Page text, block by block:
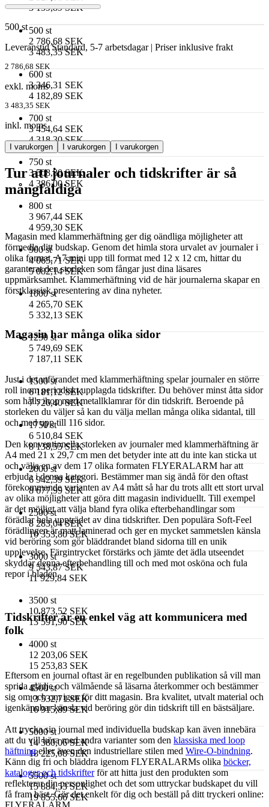
3 159,89 SEK
500 st
2 786,68 SEK
3 483,35 SEK
600 st
3 346,31 SEK
4 182,89 SEK
700 st
3 454,64 SEK
4 318,30 SEK
750 st
3 508,80 SEK
4 386,00 SEK
800 st
3 967,44 SEK
4 959,30 SEK
900 st
4 065,71 SEK
5 082,14 SEK
1000 st
4 265,70 SEK
5 332,13 SEK
1250 st
5 749,69 SEK
7 187,11 SEK
1500 st
6 181,12 SEK
7 726,40 SEK
1750 st
6 510,84 SEK
8 138,55 SEK
2000 st
6 942,39 SEK
8 677,99 SEK
2500 st
8 283,04 SEK
10 353,80 SEK
3000 st
9 543,87 SEK
11 929,84 SEK
3500 st
10 873,52 SEK
13 591,90 SEK
4000 st
12 203,06 SEK
15 253,83 SEK
4500 st
13 532,71 SEK
16 915,89 SEK
5000 st
14 580,06 SEK
18 225,08 SEK
5500 st
15 884,53 SEK
19 855,66 SEK
500 st
Leveranstid Standard, 5-7 arbetsdagar | Priser inklusive frakt
2 786,68 SEK
exkl. moms
3 483,35 SEK
inkl. moms
I varukorgen I varukorgen I varukorgen
Tur att journaler och tidskrifter är så
mångfaldiga
Magasin med klammerhäftning ger dig oändliga möjligheter att
förmedla ditt budskap. Genom det himla stora urvalet av journaler i
olika format, A7 mini upp till format med 12 x 12 cm, hittar du
garanterat den storleken som fångar just dina läsares
uppmärksamhet. Klammerhäftning vid de här journalerna skapar en
förstklassisk presentering av dina nyheter.
Magasin har många olika sidor
Just i det utförandet med klammerhäftning spelar journaler en större
roll inom periodiskt upplagda tidskrifter. Du behöver minst åtta sidor
som hålls ihop med metallklamrar för din tidskrift. Beroende på
storleken du väljer så kan du välja mellan många olika sidantal, till
och med upp till 116 sidor.
Den konventionella storleken av journaler med klammerhäftning är
A4 med 21 x 29,7 cm men det betyder inte att du inte kan sticka ut
och välja en av dem 17 olika formaten FLYERALARM har att
erbjuda i denna kategori. Bestämmer man sig ändå för den oftast
förekommande varianten av A4 mått så har du trots allt ett stort urval
av olika möjligheter att göra ditt magasin individuellt. Till exempel
är det möjligt att välja bland fyra olika efterbehandlingar som
förädlar hela uppträdet av dina tidskrifter. Den populära Soft-Feel
förädlingen är matt laminerad och ger en mycket sammetslen känsla
vid beröring som gör bläddrandet bland sidorna till en unik
upplevelse. Färgintrycket förstärks och jämte det ädla utseendet
skyddar denna efterbehandling till och med mot osköna och fula
repor i bladen.
Tidskrifter är en enkel väg att kommunicera med
folk
Eftersom en journal oftast är en regelbunden publikation så vill man
sprida glädje och välmående så läsarna återkommer och bestämmer
sig om och om igen för ditt magasin. Bra kvalitet, utvalt material och
igenkännbar känsla vid beröring gör din tidskrift till en bästsäljare.
Att trycka sin journal med individuella budskap kan även innebära
att du vill köra med andra varianter som den klassiska med loop
häftningeller även den industriellare stilen med Wire-O-bindning.
Känn dig fri och bläddra igenom FLYERALARMs olika böcker,
kataloger och tidskrifterför att hitta just den produkten som
reflekterar din personlighet och det som uttryckar budskapet du vill
få fram bäst. Gör det enkelt för dig och beställ på ditt tryckeri online:
FLYERALARM.